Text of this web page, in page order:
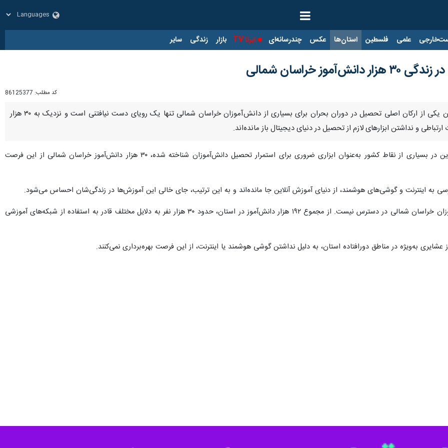
علمی فلسطین استان‌ها عکس چندرسانه‌ای ایرنا TV بازار زندگی سایر
خراسان شمالی
کد مطلب: 86125377